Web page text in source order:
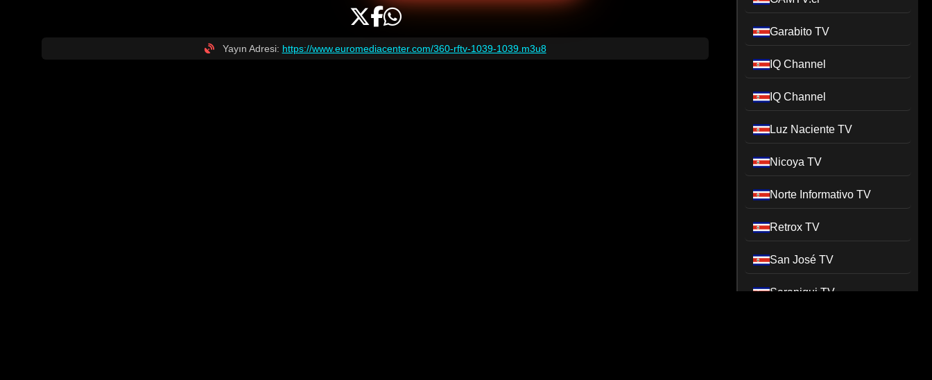
Yayın Adresi: https://www.euromediacenter.com/360-rftv-1039-1039.m3u8
Garabito TV
IQ Channel
IQ Channel
Luz Naciente TV
Nicoya TV
Norte Informativo TV
Retrox TV
San José TV
Sarapiqui TV